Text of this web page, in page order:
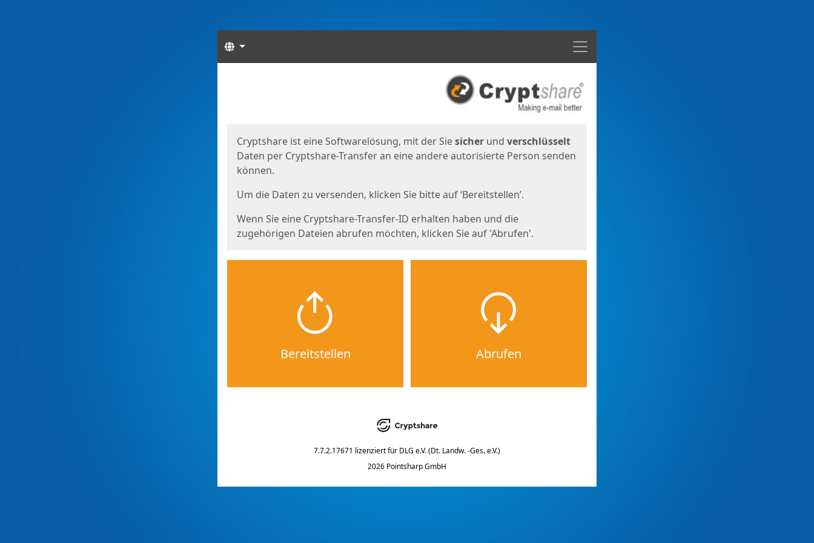
Menü
Sprachen
Cryptshare ist eine Softwarelösung, mit der Siesicher und verschlüsselt
Daten per Cryptshare-Transfer an eine andere autorisierte Person senden
können.
Um die Daten zu versenden, klicken Sie bitte auf ‘Bereitstellen’.
Wenn Sie eine Cryptshare-Transfer-ID erhalten haben und die
zugehörigen Dateien abrufen möchten, klicken Sie auf 'Abrufen'.
Bereitstellen Abrufen
7.7.2.17671 lizenziert für DLG e.V. (Dt. Landw. -Ges. e.V.)
2026 Pointsharp GmbH